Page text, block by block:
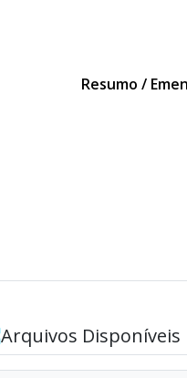
Resumo /
Arquivos Disponíveis